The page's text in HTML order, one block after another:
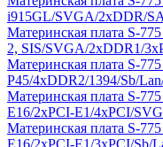
i915GL/SVGA/2xDDR/
Материнская плата S-
2, SIS/SVGA/2xDDR1/
Материнская плата S-
P45/4xDDR2/1394/Sb/
Материнская плата S-
E16/2xPCI-E1/4xPCI/
Материнская плата S-
E16/2xPCI-E1/3xPCI/Sb/